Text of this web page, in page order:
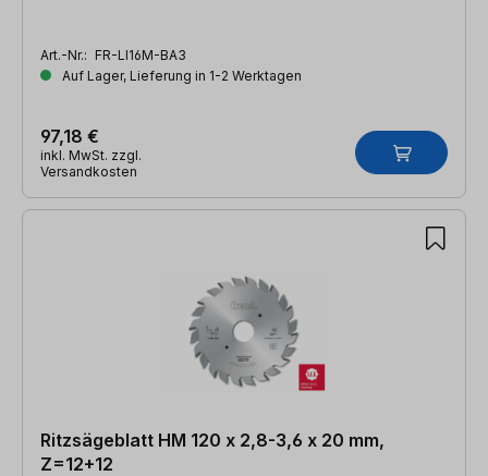
Art.-Nr.: FR-LI16M-BA3
Auf Lager, Lieferung in 1-2 Werktagen
97,18 €
inkl. MwSt. zzgl.
Versandkosten
Ritzsägeblatt HM 120 x 2,8-3,6 x 20 mm,
Z=12+12